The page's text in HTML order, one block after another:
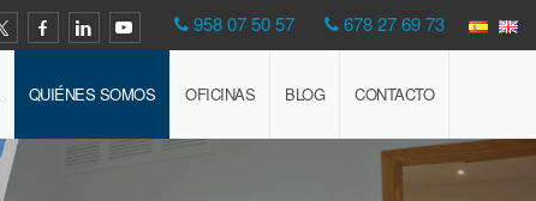
958 07 50 57 678 27 69 73
QUIÉNES SOMOS OFICINAS BLOG CONTACTO